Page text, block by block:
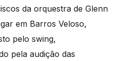
da orquestra de Glenn
em Barros Veloso,
pelo swing,
pela audição das